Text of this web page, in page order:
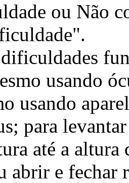
ou Não
usando
usando
para
até a
abrir e fechar